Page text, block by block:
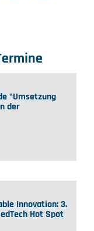
"Umsetzung
der
Innovation: 3.
Hot Spot